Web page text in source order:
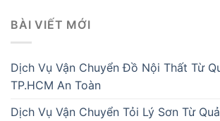
BÀI VIẾT MỚI
Dịch Vụ Vận Chuyển Đồ Nội Thất Từ
TP.HCM An Toàn
Dịch Vụ Vận Chuyển Tỏi Lý Sơn Từ